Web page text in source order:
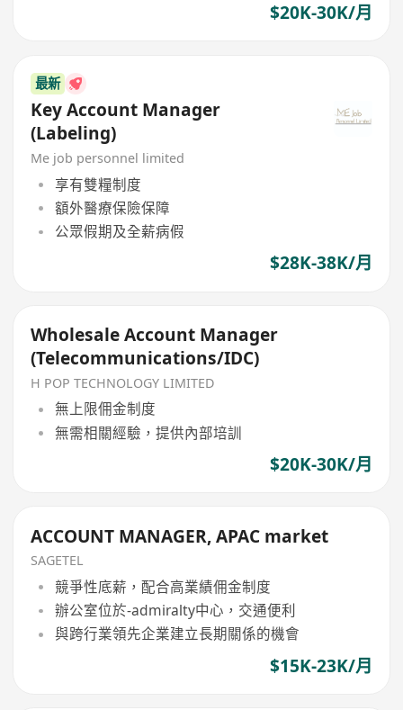
$20K-30K/月
最新
Key Account Manager
(Labeling)
Me job personnel limited
享有雙糧制度
額外醫療保險保障
公眾假期及全薪病假
$28K-38K/月
Wholesale Account Manager
(Telecommunications/IDC)
H POP TECHNOLOGY LIMITED
無上限佣金制度
無需相關經驗，提供內部培訓
$20K-30K/月
ACCOUNT MANAGER, APAC market
SAGETEL
競爭性底薪，配合高業績佣金制度
辦公室位於-admiralty中心，交通便利
與跨行業領先企業建立長期關係的機會
$15K-23K/月